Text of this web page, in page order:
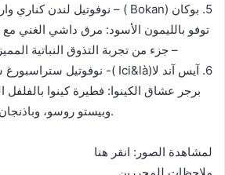
5. بوكان (Bokan ) – نوفوتيل لندن كناري وارف
– جزء من تجربة التذوق النباتية
6. آيس آند لا(Ici&là )- نوفوتيل ستراسبورغ سنتر هاليس
وبيستو روسو، وباذنجان، وكوسا وسلطة خضراء.
لمشاهدة الصور: انقر هنا